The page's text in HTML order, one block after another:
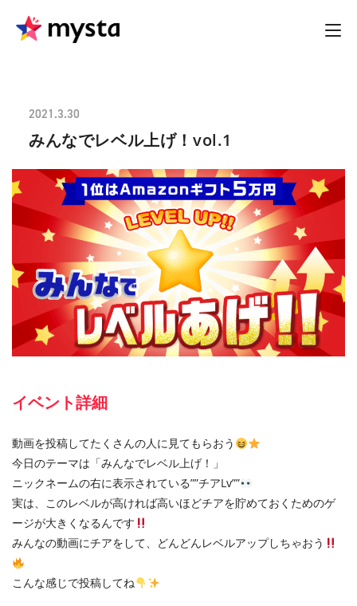
2021.3.30
みんなでレベル上げ！vol.1
イベント詳細
動画を投稿してたくさんの人に見てもらおう
今日のテーマは「みんなでレベル上げ！」
ニックネームの右に表示されている””チアLv””
実は、このレベルが高ければ高いほどチアを貯めておくためのゲ
ージが大きくなるんです
みんなの動画にチアをして、どんどんレベルアップしちゃおう
こんな感じで投稿してね